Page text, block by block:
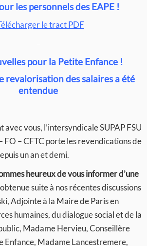
les personnels des EAPE !
le tract PDF
pour la Petite Enfance !
revalorisation des salaires a été
entendue
avec vous, l’intersyndicale SUPAP FSU
FO – CFTC porte les revendications de
un an et demi.
heureux de vous informer d’une
obtenue suite à nos récentes discussions
Adjointe à la Maire de Paris en
humaines, du dialogue social et de la
Madame Hervieu, Conseillère
Enfance, Madame Lancestremere,